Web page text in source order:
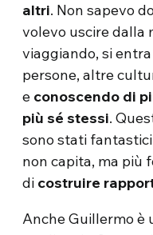
altri. Non sapevo
volevo uscire dalla
viaggiando, si
persone, altre
e conoscendo di
più sé stessi.
sono stati
non capita, ma più
di costruire
Anche Guillermo è